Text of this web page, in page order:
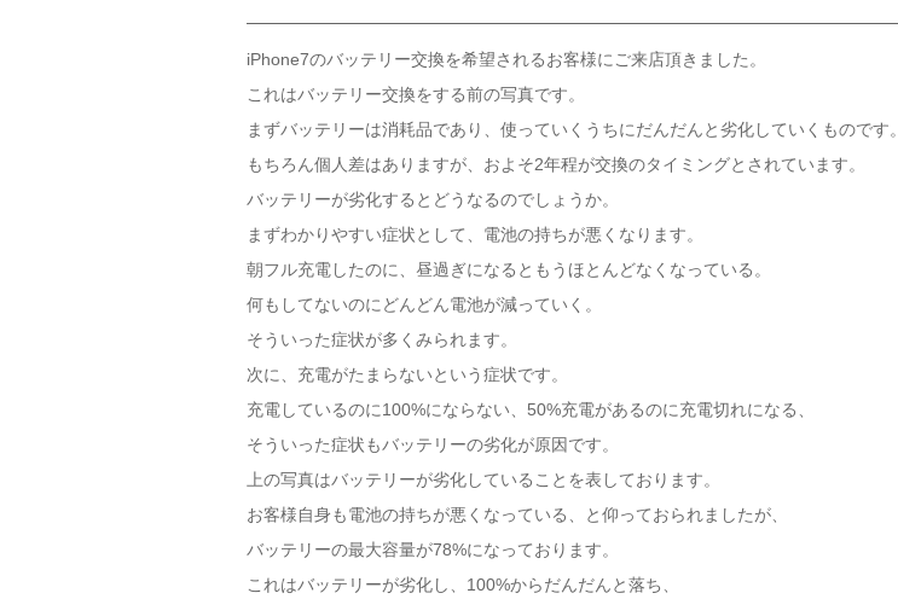
iPhone7のバッテリー交換を希望されるお客様にご来店頂きました。
これはバッテリー交換をする前の写真です。
まずバッテリーは消耗品であり、使っていくうちにだんだんと劣化していくものです。
もちろん個人差はありますが、およそ2年程が交換のタイミングとされています。
バッテリーが劣化するとどうなるのでしょうか。
まずわかりやすい症状として、電池の持ちが悪くなります。
朝フル充電したのに、昼過ぎになるともうほとんどなくなっている。
何もしてないのにどんどん電池が減っていく。
そういった症状が多くみられます。
次に、充電がたまらないという症状です。
充電しているのに100%にならない、50%充電があるのに充電切れになる、
そういった症状もバッテリーの劣化が原因です。
上の写真はバッテリーが劣化していることを表しております。
お客様自身も電池の持ちが悪くなっている、と仰っておられましたが、
バッテリーの最大容量が78%になっております。
これはバッテリーが劣化し、100%からだんだんと落ち、